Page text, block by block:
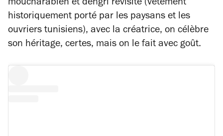
moucharabieh et dengri revisité (vêtement
historiquement porté par les paysans et les
ouvriers tunisiens), avec la créatrice, on célèbre
son héritage, certes, mais on le fait avec goût.